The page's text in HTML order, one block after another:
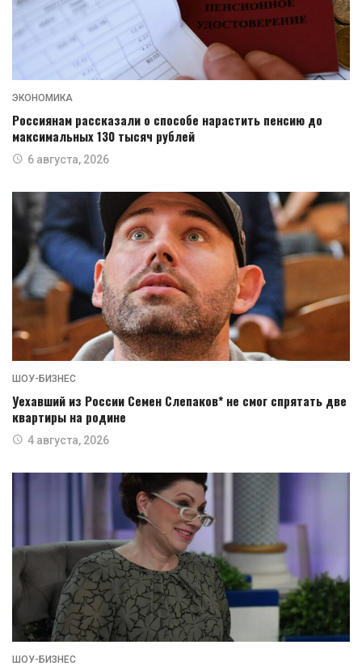
ЭКОНОМИКА
Россиянам рассказали о способе нарастить пенсию до
максимальных 130 тысяч рублей
6 августа, 2026
ШОУ-БИЗНЕС
Уехавший из России Семен Слепаков* не смог спрятать две
квартиры на родине
4 августа, 2026
ШОУ-БИЗНЕС